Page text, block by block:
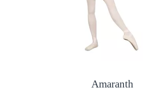
Amaranth